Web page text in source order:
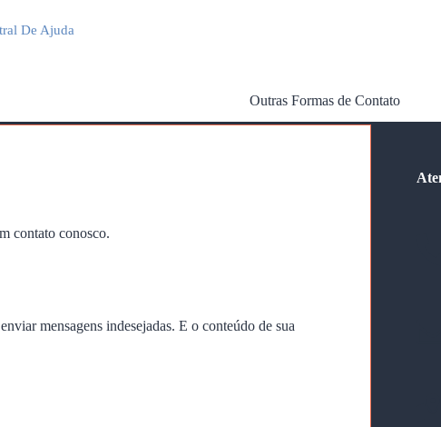
De Ajuda
Outras Formas de Contato
contato conosco.
mensagens indesejadas. E o conteúdo de sua